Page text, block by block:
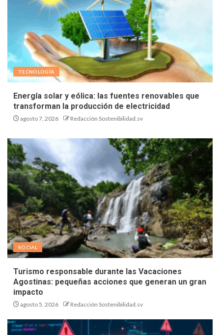
TECNOLOGÍA
Energía solar y eólica: las fuentes renovables que
transforman la producción de electricidad
agosto 7, 2026 Redacción Sostenibilidad.sv
SOCIAL
Turismo responsable durante las Vacaciones
Agostinas: pequeñas acciones que generan un gran
impacto
agosto 5, 2026 Redacción Sostenibilidad.sv